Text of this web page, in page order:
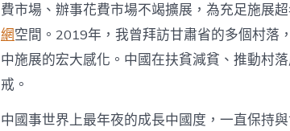
費市場、辦事花費市場不竭擴展，為充足施展
網空間。2019年，我曾拜訪甘肅省的多個村落
中施展的宏大感化。中國在扶貧減貧、推動村
戒。
中國事世界上最年夜的成長中國度，一直保持